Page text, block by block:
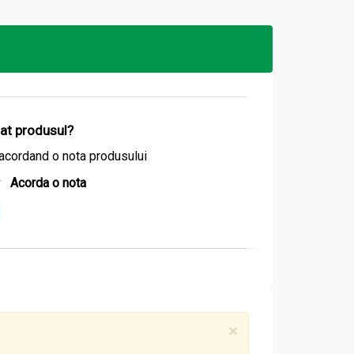
produsul?
o nota produsului
Acorda o nota
×